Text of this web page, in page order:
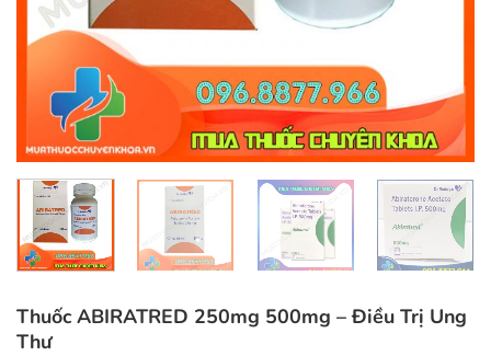
Thuốc ABIRATRED 250mg 500mg – Điều Trị Ung
Thư